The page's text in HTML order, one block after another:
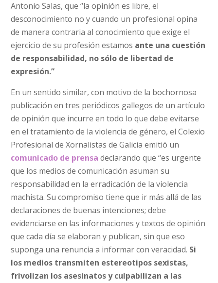
Antonio Salas, que “la opinión es libre, el
desconocimiento no y cuando un profesional opina
de manera contraria al conocimiento que exige el
ejercicio de su profesión estamos ante una cuestión
de responsabilidad, no sólo de libertad de
expresión.”
En un sentido similar, con motivo de la bochornosa
publicación en tres periódicos gallegos de un artículo
de opinión que incurre en todo lo que debe evitarse
en el tratamiento de la violencia de género, el Colexio
Profesional de Xornalistas de Galicia emitió un
comunicado de prensa declarando que “es urgente
que los medios de comunicación asuman su
responsabilidad en la erradicación de la violencia
machista. Su compromiso tiene que ir más allá de las
declaraciones de buenas intenciones; debe
evidenciarse en las informaciones y textos de opinión
que cada día se elaboran y publican, sin que eso
suponga una renuncia a informar con veracidad. Si
los medios transmiten estereotipos sexistas,
frivolizan los asesinatos y culpabilizan a las